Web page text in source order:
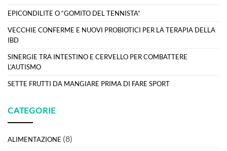
EPICONDILITE O “GOMITO DEL TENNISTA”
VECCHIE CONFERME E NUOVI PROBIOTICI PER LA TERAPIA DELLA
IBD
SINERGIE TRA INTESTINO E CERVELLO PER COMBATTERE
L’AUTISMO
SETTE FRUTTI DA MANGIARE PRIMA DI FARE SPORT
CATEGORIE
ALIMENTAZIONE (8)